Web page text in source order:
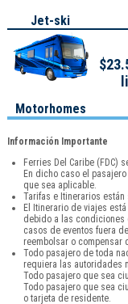
Jet-ski
Motorhomes
Información Importante
Ferries Del Caribe (FDC)
En dicho caso el
que sea aplicable.
Tarifas e Itinerarios
El Itinerario de viajes
debido a las condiciones
casos de eventos fuera
reembolsar o compensar
Todo pasajero de toda
requiera las autoridades
Todo pasajero que sea
Todo pasajero que sea
o tarjeta de residente.